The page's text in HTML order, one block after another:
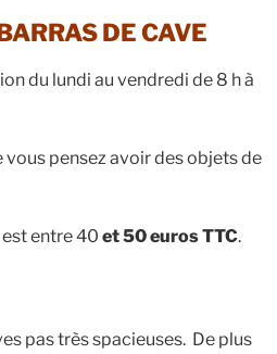
DE CAVE
du lundi au vendredi de 8 h à
vous pensez avoir des objets de
est entre 40 et 50 euros TTC.
pas très spacieuses. De plus